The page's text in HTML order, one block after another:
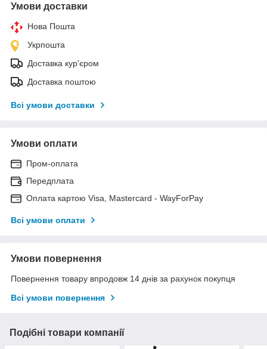
Умови доставки
Нова Пошта
Укрпошта
Доставка кур'єром
Доставка поштою
Всі умови доставки
Умови оплати
Пром-оплата
Передплата
Оплата картою Visa, Mastercard - WayForPay
Всі умови оплати
Умови повернення
Повернення товару впродовж 14 днів за рахунок покупця
Всі умови повернення
Подібні товари компанії